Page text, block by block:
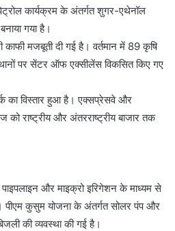
कार्यक्रम के अंतर्गत शुगर-एथेनॉल
गया है।
मजबूती दी गई है। वर्तमान में 89 कृषि
पर सेंटर ऑफ एक्सीलेंस विकसित किए गए
का विस्तार हुआ है। एक्सप्रेसवे और
को राष्ट्रीय और अंतरराष्ट्रीय बाजार तक
और माइक्रो इरिगेशन के माध्यम से
पीएम कुसुम योजना के अंतर्गत सोलर पंप और
की व्यवस्था की गई है।